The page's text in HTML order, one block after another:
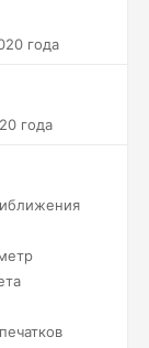
года
года